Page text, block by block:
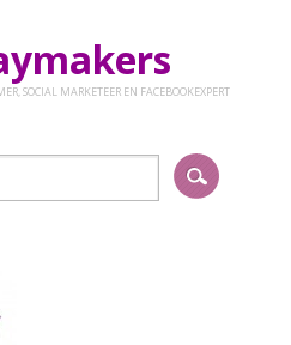
SOCIAL MARKETEER EN FACEBOOKEXPERT